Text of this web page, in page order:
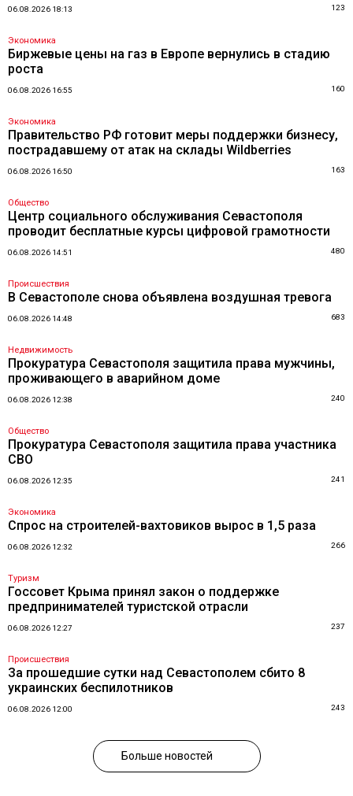
06.08.2026 18:13 123
Экономика
Биржевые цены на газ в Европе вернулись в стадию
роста
06.08.2026 16:55 160
Экономика
Правительство РФ готовит меры поддержки бизнесу,
пострадавшему от атак на склады Wildberries
06.08.2026 16:50 163
Общество
Центр социального обслуживания Севастополя
проводит бесплатные курсы цифровой грамотности
06.08.2026 14:51 480
Происшествия
В Севастополе снова объявлена воздушная тревога
06.08.2026 14:48 683
Недвижимость
Прокуратура Севастополя защитила права мужчины,
проживающего в аварийном доме
06.08.2026 12:38 240
Общество
Прокуратура Севастополя защитила права участника
СВО
06.08.2026 12:35 241
Экономика
Спрос на строителей-вахтовиков вырос в 1,5 раза
06.08.2026 12:32 266
Туризм
Госсовет Крыма принял закон о поддержке
предпринимателей туристской отрасли
06.08.2026 12:27 237
Происшествия
За прошедшие сутки над Севастополем сбито 8
украинских беспилотников
06.08.2026 12:00 243
Больше новостей